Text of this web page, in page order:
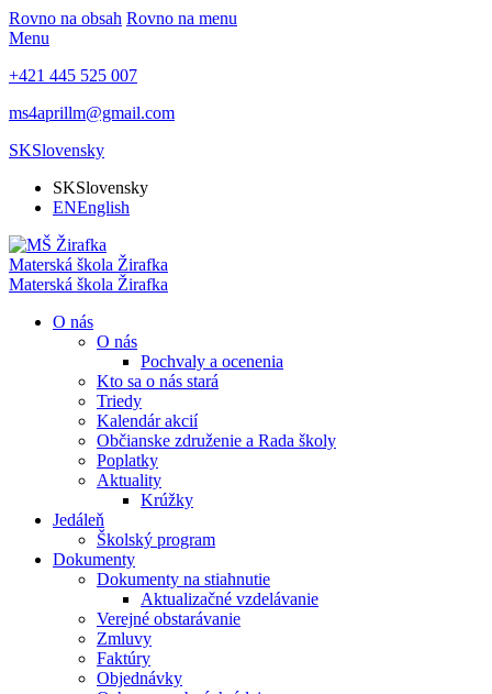
Rovno na obsah Rovno na menu
Menu
+421 445 525 007
ms4aprillm@gmail.com
SKSlovensky
SKSlovensky
ENEnglish
Materská škola Žirafka
Materská škola Žirafka
O nás
O nás
Pochvaly a ocenenia
Kto sa o nás stará
Triedy
Kalendár akcií
Občianske združenie a Rada školy
Poplatky
Aktuality
Krúžky
Jedáleň
Školský program
Dokumenty
Dokumenty na stiahnutie
Aktualizačné vzdelávanie
Verejné obstarávanie
Zmluvy
Faktúry
Objednávky